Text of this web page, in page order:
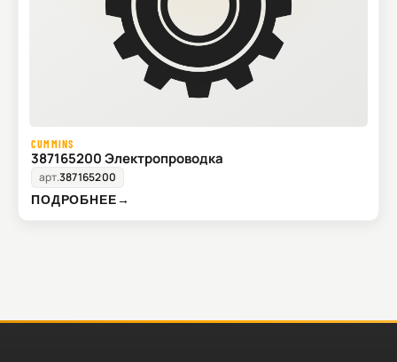
CUMMINS
387165200 Электропроводка
арт.387165200
ПОДРОБНЕЕ→